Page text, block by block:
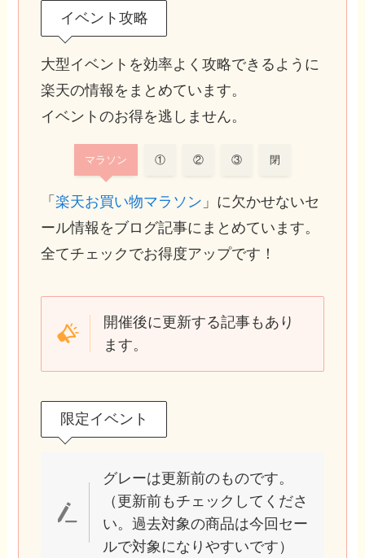
イベント攻略
大型イベントを効率よく攻略できるように
楽天の情報をまとめています。
イベントのお得を逃しません。
マラソン ① ② ③ 閉
「楽天お買い物マラソン 」に欠かせないセ
ール情報をブログ記事にまとめています。
全てチェックでお得度アップです！
開催後に更新する記事もあり
ます。
限定イベント
グレーは更新前のものです。
（更新前もチェックしてくださ
い。過去対象の商品は今回セー
ルで対象になりやすいです）